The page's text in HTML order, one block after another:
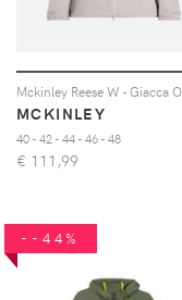
MCKINLEY
40 - 42 - 44 - 46 - 48
€ 111,99
--44%